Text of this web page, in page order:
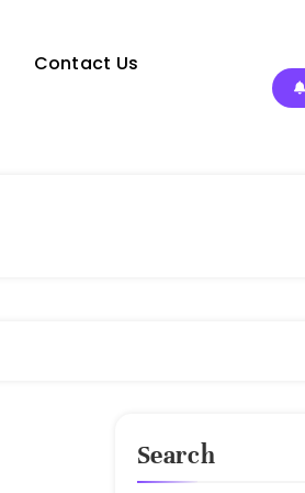
Contact Us
Search